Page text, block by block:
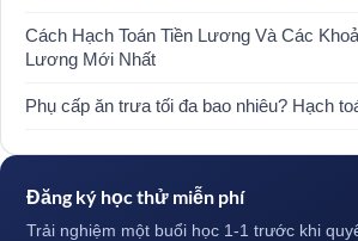
Cách Hạch Toán Tiền Lương Và Các
Lương Mới Nhất
Phụ cấp ăn trưa tối đa bao nhiêu? Hạch
Đăng ký học thử miễn phí
Trải nghiệm một buổi học 1-1 trước khi